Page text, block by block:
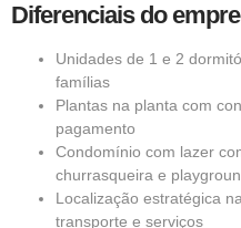
Diferenciais do
Unidades de 1 e 2
famílias
Plantas na planta com
pagamento
Condomínio com lazer
churrasqueira e
Localização estratégica
transporte e serviços